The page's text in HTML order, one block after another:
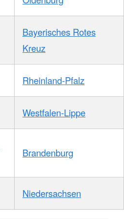
Bayerisches Rotes
Kreuz
Rheinland-Pfalz
Westfalen-Lippe
Brandenburg
Niedersachsen